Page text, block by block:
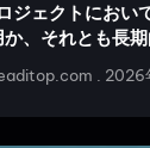
ジェクトにおい
、それとも長
2026